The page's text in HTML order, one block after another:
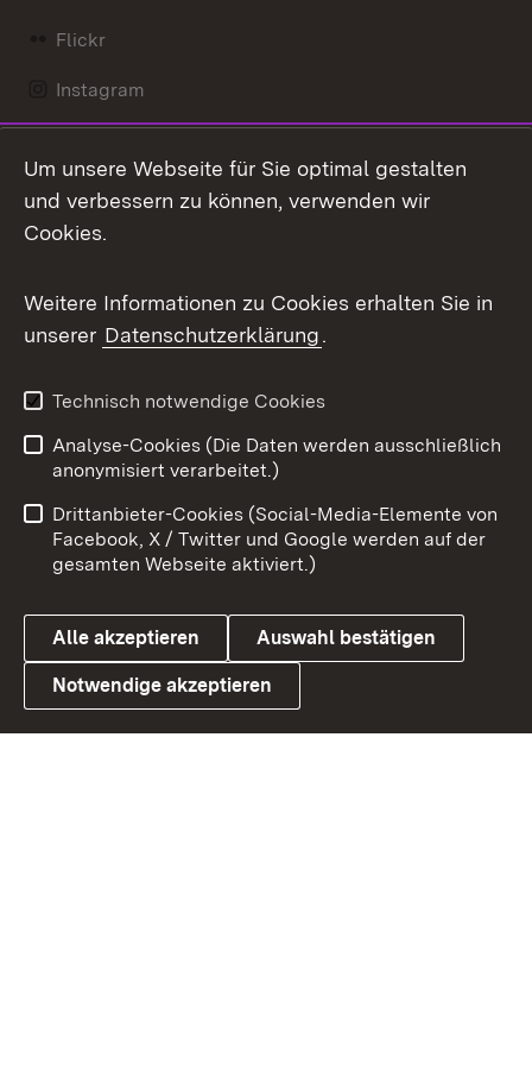
Flickr
Instagram
Mastodon
Messenger
Social Wall
X / Twitter
Youtube
Link zum Landesportal
Benutzungshinweise
Barrierefreiheit
Datenschutz
Cookies
Um unsere Webseite für Sie optimal gestalten
und verbessern zu können, verwenden wir
Cookies.
Weitere Informationen zu Cookies erhalten Sie in
unserer Datenschutzerklärung.
Technisch notwendige Cookies
Analyse-Cookies (Die Daten werden ausschließlich
anonymisiert verarbeitet.)
Drittanbieter-Cookies (Social-Media-Elemente von
Facebook, X / Twitter und Google werden auf der
gesamten Webseite aktiviert.)
Alle akzeptieren Auswahl bestätigen
Notwendige akzeptieren